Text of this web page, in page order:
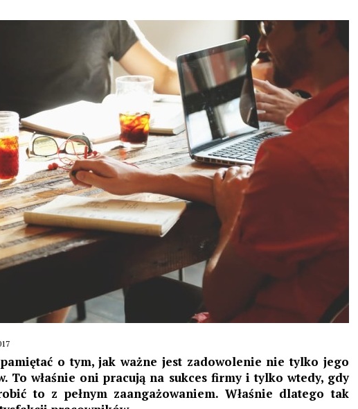
o tym, jak ważne jest zadowolenie nie tylko jego
To właśnie oni pracują na sukces firmy i tylko wtedy, gdy
to z pełnym zaangażowaniem. Właśnie dlatego tak